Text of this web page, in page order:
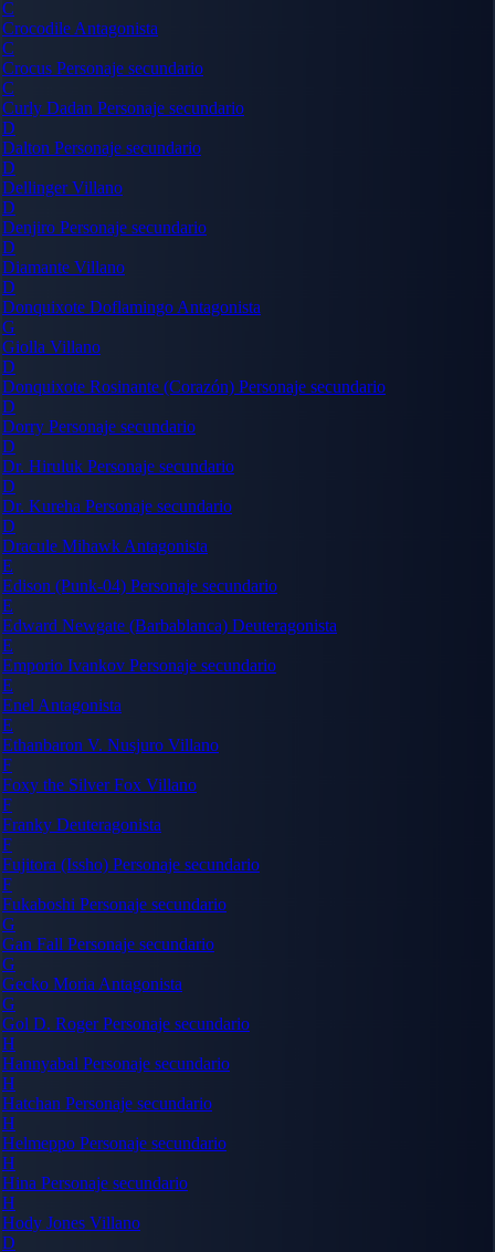
C
Crocodile Antagonista
C
Crocus Personaje secundario
C
Curly Dadan Personaje secundario
D
Dalton Personaje secundario
D
DellingerVillano
D
Denjiro Personaje secundario
D
Diamante Villano
D
Donquixote Doflamingo Antagonista
G
Giolla Villano
D
Donquixote Rosinante (Corazón) Personaje secundario
D
Dorry Personaje secundario
D
Dr. Hiruluk Personaje secundario
D
Dr. Kureha Personaje secundario
D
Dracule Mihawk Antagonista
E
Edison (Punk-04) Personaje secundario
E
Edward Newgate (Barbablanca) Deuteragonista
E
Emporio Ivankov Personaje secundario
E
Enel Antagonista
E
Ethanbaron V. Nusjuro Villano
F
Foxy the Silver Fox Villano
F
Franky Deuteragonista
F
Fujitora (Issho) Personaje secundario
F
Fukaboshi Personaje secundario
G
Gan Fall Personaje secundario
G
Gecko Moria Antagonista
G
Gol D. RogerPersonaje secundario
H
Hannyabal Personaje secundario
H
Hatchan Personaje secundario
H
Helmeppo Personaje secundario
H
Hina Personaje secundario
H
Hody Jones Villano
D